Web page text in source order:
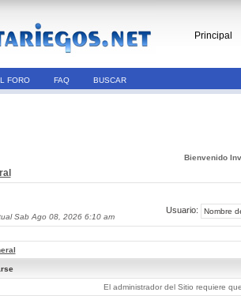
Principal
FORO FAQ BUSCAR
Bienvenido
Sab Ago 08, 2026 6:10 am
Usuario:
El administrador del Sitio requiere